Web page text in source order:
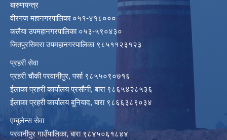
बारुणयन्त्र
वीरगंज महानगरपालिका ०५१-४१८०००
कलैया उपमहानगरपालिका ०५३-५९०४३०
जितपुरसिमरा उपमहानगरपालिका ९८५११२३१२३
प्रहरी सेवा
प्रहरी चौकी परवानीपुर, पर्सा ९८५५०९०७१६
ईलाका प्रहरी कार्यालय प्रसौनी, बारा ९८६५४२८५३६
ईलाका प्रहरी कार्यालय बुनियाद, बारा ९८६६३८९०३४
एम्बुलेन्स सेवा
परवानीपुर गाउँपालिका, बारा ९८४५०६१८४४